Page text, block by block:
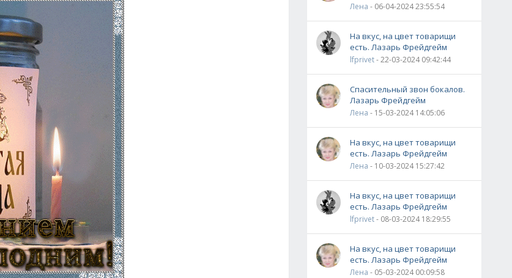
Лена - 06-04-2024 23:55:54
На вкус, на цвет товарищи
есть. Лазарь Фрейдгейм
lfprivet- 22-03-2024 09:42:44
Спасительный звон бокалов.
Лазарь Фрейдгейм
Лена - 15-03-2024 14:05:06
На вкус, на цвет товарищи
есть. Лазарь Фрейдгейм
Лена - 10-03-2024 15:27:42
На вкус, на цвет товарищи
есть. Лазарь Фрейдгейм
lfprivet- 08-03-2024 18:29:55
На вкус, на цвет товарищи
есть. Лазарь Фрейдгейм
Лена - 05-03-2024 00:09:58